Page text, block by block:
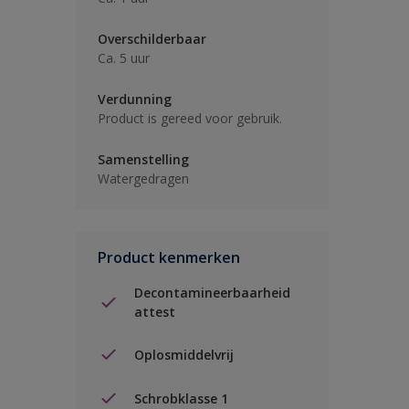
Overschilderbaar
Ca. 5 uur
Verdunning
Product is gereed voor gebruik.
Samenstelling
Watergedragen
Product kenmerken
Decontamineerbaarheid
attest
Oplosmiddelvrij
Schrobklasse 1